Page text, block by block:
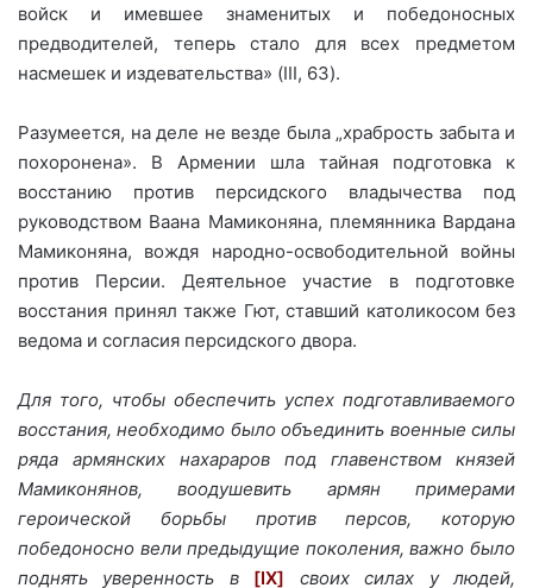
войск и имевшее знаменитых и победоносных
предводителей, теперь стало для всех предметом
насмешек и издевательства» (III, 63).
Разумеется, на деле не везде была „храбрость забыта и
похоронена». В Армении шла тайная подготовка к
восстанию против персидского владычества под
руководством Ваана Мамиконяна, племянника Вардана
Мамиконяна, вождя народно-освободительной войны
против Персии. Деятельное участие в подготовке
восстания принял также Гют, ставший католикосом без
ведома и согласия персидского двора.
Для того, чтобы обеспечить успех подготавливаемого
восстания, необходимо было объединить военные силы
ряда армянских нахараров под главенством князей
Мамиконянов, воодушевить армян примерами
героической борьбы против персов, которую
победоносно вели предыдущие поколения, важно было
поднять уверенность в [IX]
своих силах у людей,